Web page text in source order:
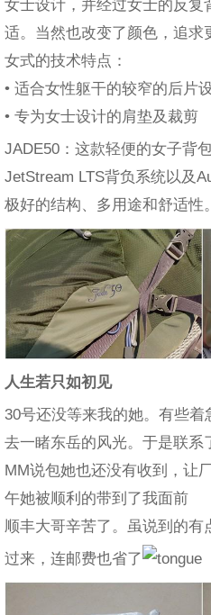
女士设计，并经过女士的反复
适。当然也改变了颜色，追求
女式的技术特点：
• 适合女性躯干的较窄的后片
• 专为女士设计的肩垫及裁剪
JADE50：这款轻便的女子背
JetStream LTS背负系统以及
极好的结构、多用途和舒适性。
人生若只如初见
30号还没等来我的她。有些
去一睹东岳的风光。于是联
MM说包她也还没有收到，让
午她被顺利的带到了我面前
顺丰大哥辛苦了。虽说到的
过来，连邮费也省了